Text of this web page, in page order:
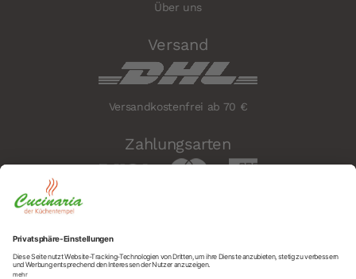
Über uns
Versand
Versandkostenfrei ab 70 €
Zahlungsarten
Sicherheit